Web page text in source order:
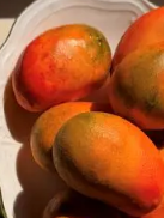
02.
מעבירים
03.
המלית - שמים
לוודא שהקוטג'